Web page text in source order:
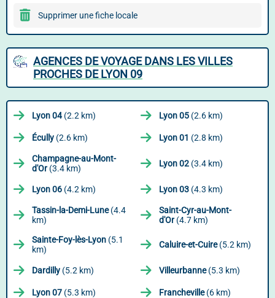
Supprimer une fiche locale
AGENCES DE VOYAGE DANS LES VILLES
PROCHES DE LYON 09
Lyon 04(2.2 km) Lyon 05 (2.6 km)
Écully (2.6 km) Lyon 01 (2.8 km)
Champagne-au-Mont-
d'Or(3.4 km) Lyon 02 (3.4 km)
Lyon 06 (4.2 km) Lyon 03 (4.3 km)
Tassin-la-Demi-Lune(4.4
km)
Saint-Cyr-au-Mont-
d'Or(4.7 km)
Sainte-Foy-lès-Lyon (5.1
km)
Caluire-et-Cuire(5.2 km)
Dardilly (5.2 km) Villeurbanne(5.3 km)
Lyon 07 (5.3 km) Francheville(6 km)